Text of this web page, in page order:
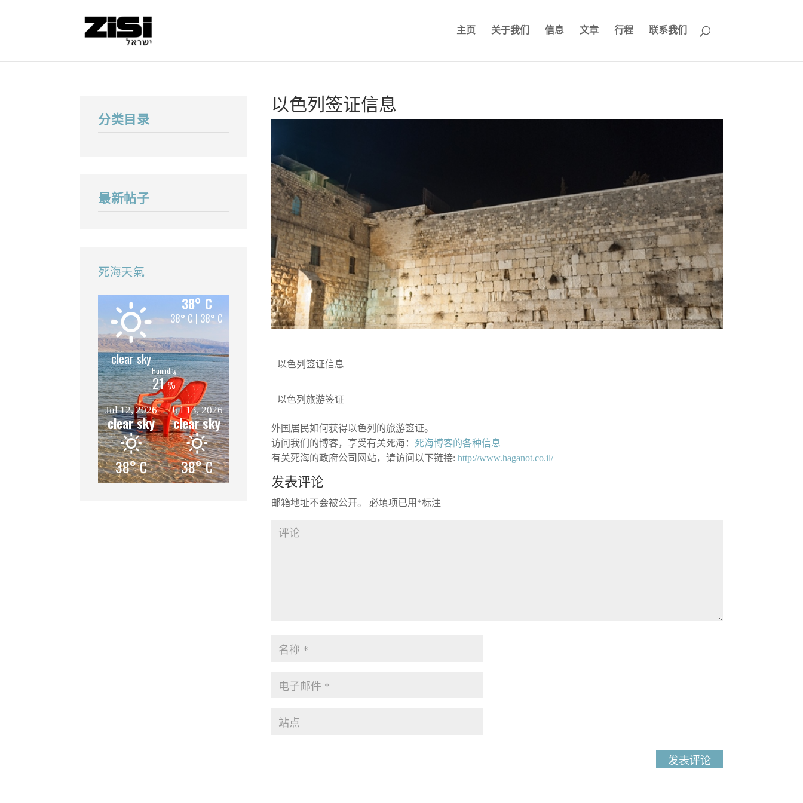
主页 关于我们 信息 文章 行程 联系我们
以色列签证信息
以色列签证信息
以色列旅游签证
外国居民如何获得以色列的旅游签证。
访问我们的博客，享受有关死海： 死海博客的各种信息
有关死海的政府公司网站，请访问以下链接: http://www.haganot.co.il/
发表评论
邮箱地址不会被公开。 必填项已用 *标注
分类目录
最新帖子
死海天氣
clear sky
38° C
38° C | 38° C
21%
Jul 12, 2026
clear sky
38° C
Jul 13, 2026
clear sky
38° C